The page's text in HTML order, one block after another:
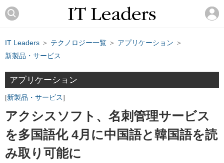
IT Leaders ＞ テクノロジー一覧 ＞ アプリケーション ＞
新製品・サービス
アプリケーション
新製品・サービス
アクシスソフト、名刺管理サービス
を多国語化 4月に中国語と韓国語を読
み取り可能に